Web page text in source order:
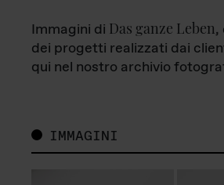
Immagini di Das ganze Leben,
dei progetti realizzati dai
qui nel nostro archivio
IMMAGINI